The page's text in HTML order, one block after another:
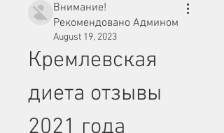
Внимание!
Рекомендовано Админом
August 19, 2023
Кремлевская
диета отзывы
2021 года